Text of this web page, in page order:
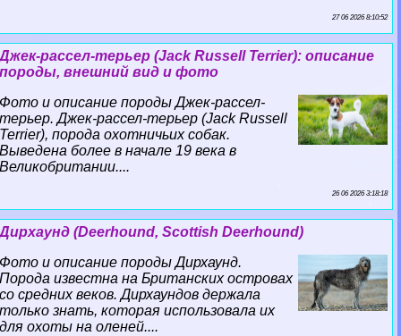
27 06 2026 8:10:52
Джек-рассел-терьер (Jack Russell Terrier): описание
породы, внешний вид и фото
Фото и описание породы Джек-рассел-
терьер. Джек-рассел-терьер (Jack Russell
Terrier), порода охотничьих собак.
Выведена более в начале 19 века в
Великобритании....
26 06 2026 3:18:18
Дирхаунд (Deerhound, Scottish Deerhound)
Фото и описание породы Дирхаунд.
Порода известна на Британских островах
со средних веков. Дирхаундов держала
только знать, которая использовала их
для охоты на оленей....